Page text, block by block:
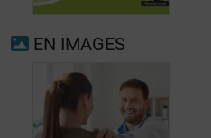
Insuffisance
pancréatique
exocrine
EN IMAGES